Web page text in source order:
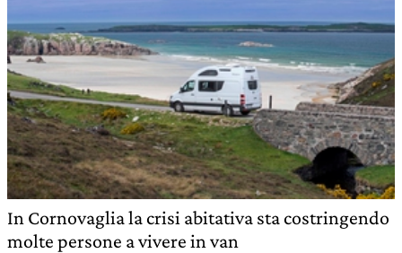
In Cornovaglia la crisi abitativa sta costringendo
molte persone a vivere in van